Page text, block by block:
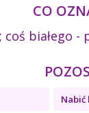
CO
białego
Nabić